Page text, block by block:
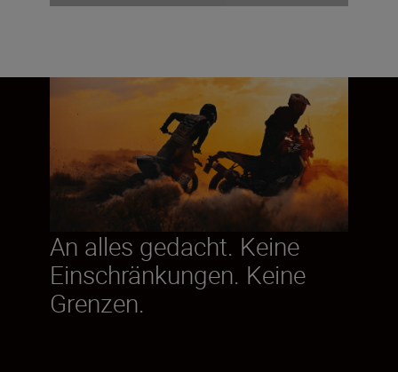
An alles gedacht. Keine
Einschränkungen. Keine
Grenzen.